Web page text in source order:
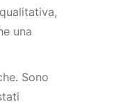
una
Sono